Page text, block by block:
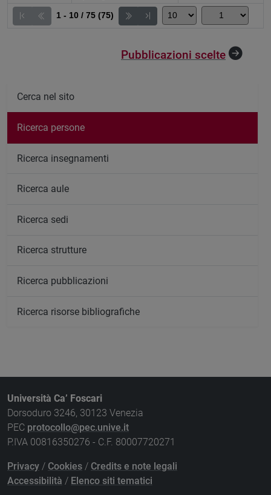
1 - 10 / 75 (75)
Pubblicazioni scelte
Cerca nel sito
Ricerca persone
Ricerca insegnamenti
Ricerca aule
Ricerca sedi
Ricerca strutture
Ricerca pubblicazioni
Ricerca risorse bibliografiche
Università Ca’ Foscari
Dorsoduro 3246, 30123 Venezia
PEC protocollo@pec.unive.it
P.IVA 00816350276 - C.F. 80007720271
Privacy / Cookies / Credits e note legali
Accessibilità / Elenco siti tematici